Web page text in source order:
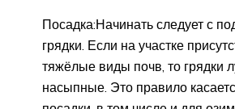
Посадка:Начинать следует с
грядки. Если на участке
тяжёлые виды почв, то грядки
насыпные. Это правило